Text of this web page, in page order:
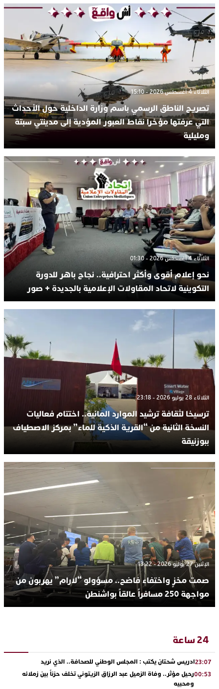
الثلاثاء 4 أغسطس 2026 - 15:10
تصريح الناطق الرسمي باسم وزارة الداخلية حول الأحداث
التي عرفتها مؤخرا نقاط العبور المؤدية إلى مدينتي سبتة
ومليلية
الثلاثاء 4 أغسطس 2026 - 01:30
نحو إعلام أقوى وأكثر احترافية.. نجاح باهر للدورة
التكوينية لاتحاد المقاولات الإعلامية بالجديدة + صور
الثلاثاء 28 يوليو 2026 - 23:18
ترسيخا لثقافة ترشيد الموارد المائية.. اختتام فعاليات
النسخة الثانية من “القرية الذكية للماء” بمركز الاصطياف
ببوزنيقة
الإثنين 27 يوليو 2026 - 13:22
صمت مخزٍ واختفاء فاضح.. مسؤولو “لارام” يهربون من
مواجهة 250 مسافراً عالقاً بواشنطن
24 ساعة
23:07ادريس شحتان يكتب : المجلس الوطني للصحافة.. الذي نريد
00:53رحيل مؤثر.. وفاة الزميل عبد الرزاق الزيتوني تخلف حزناً بين زملائه
ومحبيه